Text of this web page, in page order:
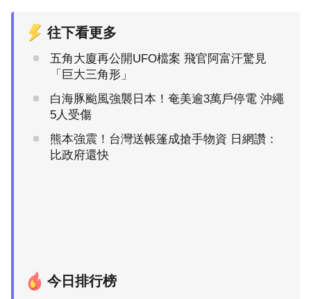
往下看更多
五角大廈再公開UFO檔案 飛官阿富汗驚見
「巨大三角形」
白海豚颱風強襲日本！奄美逾3萬戶停電 沖繩
5人受傷
熊本強震！台灣送帳篷成搶手物資 日網讚：
比政府還快
今日排行榜